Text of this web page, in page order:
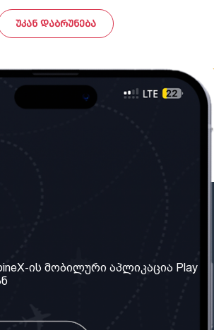
ᲣᲙᲐᲜ ᲓᲐᲑᲠᲣᲜᲔᲑᲐ
წესები და პირობები
ის მობილური აპლიკაცია Play